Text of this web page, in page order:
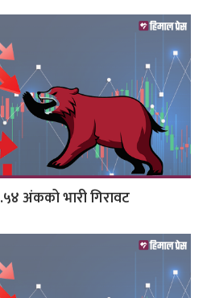
अंकको भारी गिरावट